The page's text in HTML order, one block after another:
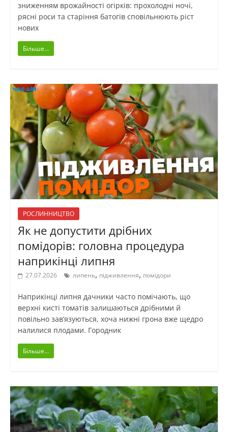
зниженням врожайності огірків: прохолодні ночі,
рясні роси та старіння батогів сповільнюють ріст
нових
Більше...
РОСЛИННИЦТВО
Як не допустити дрібних
помідорів: головна процедура
наприкінці липня
27.07.2026 липень, підживлення, помідори
Наприкінці липня дачники часто помічають, що
верхні кисті томатів залишаються дрібними й
повільно зав’язуються, хоча нижні грона вже щедро
налилися плодами. Городник
Більше...